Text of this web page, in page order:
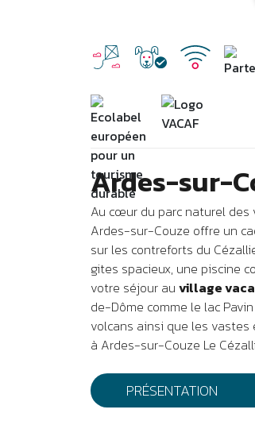
Ardes-sur-
Au cœur du parc naturel des
Ardes-sur-Couze offre un
sur les contreforts du
gites spacieux, une piscine
votre séjour au village
de-Dôme comme le lac
volcans ainsi que les vastes
à Ardes-sur-Couze Le
PRÉSENTATION